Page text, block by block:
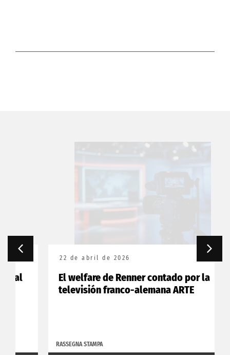
22 de abril de 2026
El welfare de Renner contado por la
televisión franco-alemana ARTE
RASSEGNA STAMPA